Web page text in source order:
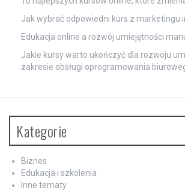
Jak wybrać odpowiedni kurs z marketingu
Edukacja online a rozwój umiejętności
Jakie kursy warto ukończyć dla rozwoju
zakresie obsługi oprogramowania
Kategorie
Biznes
Edukacja i szkolenia
Inne tematy